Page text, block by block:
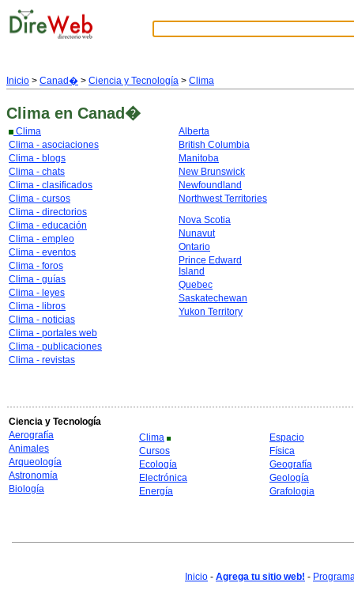
Inicio > Canad� > Ciencia y Tecnología > Clima
Clima en Canad�
Clima
Clima - asociaciones
Clima - blogs
Clima - chats
Clima - clasificados
Clima - cursos
Clima - directorios
Clima - educación
Clima - empleo
Clima - eventos
Clima - foros
Clima - guías
Clima - leyes
Clima - libros
Clima - noticias
Clima - portales web
Clima - publicaciones
Clima - revistas
Alberta
British Columbia
Manitoba
New Brunswick
Newfoundland
Northwest Territories
Nova Scotia
Nunavut
Ontario
Prince Edward
Island
Quebec
Saskatechewan
Yukon Territory
Ciencia y Tecnología
Aerografía
Animales
Arqueología
Astronomía
Biología
Clima
Cursos
Ecología
Electrónica
Energía
Espacio
Física
Geografía
Geología
Grafologia
Inicio - Agrega tu sitio web! -